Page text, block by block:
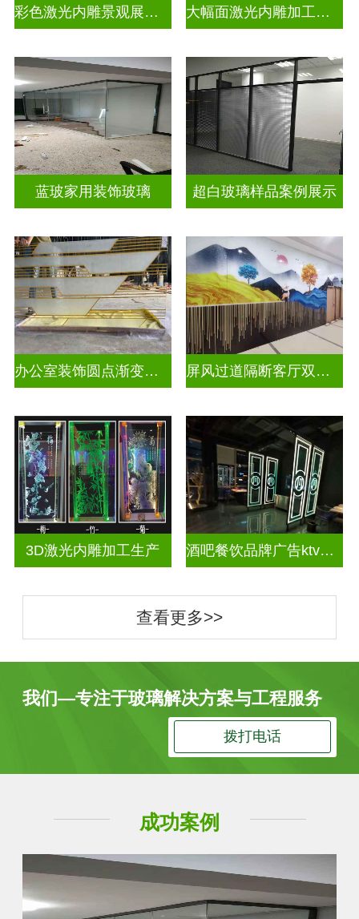
彩色激光内雕景观展示发光玻璃 大幅面激光内雕加工生产
蓝玻家用装饰玻璃 超白玻璃样品案例展示
办公室装饰圆点渐变彩绘打印玻璃 屏风过道隔断客厅双面磨砂透光uv打印玻璃
3D激光内雕加工生产 酒吧餐饮品牌广告ktv激光内雕发光艺术玻璃
查看更多>>
我们—专注于玻璃解决方案与工程服务
拨打电话
成功案例